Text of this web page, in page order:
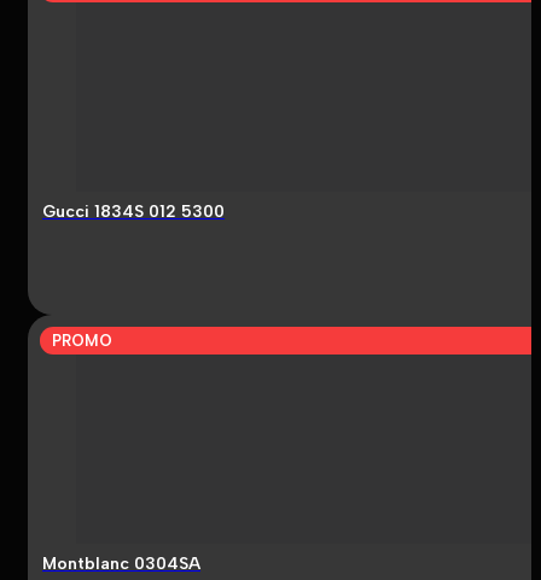
Gucci 1834S 012 5300
PROMO
Montblanc 0304SA